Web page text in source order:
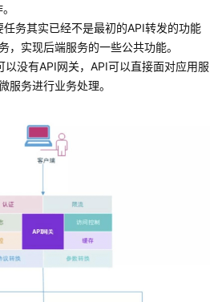
务其实已经不是最初的API转发的功能
，实现后端服务的一些公共功能。
没有API网关，API可以直接面对应用服
服务进行业务处理。